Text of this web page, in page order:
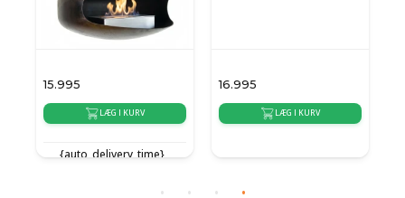
15.995
LÆG I KURV
{auto_delivery_time}
16.995
LÆG I KURV